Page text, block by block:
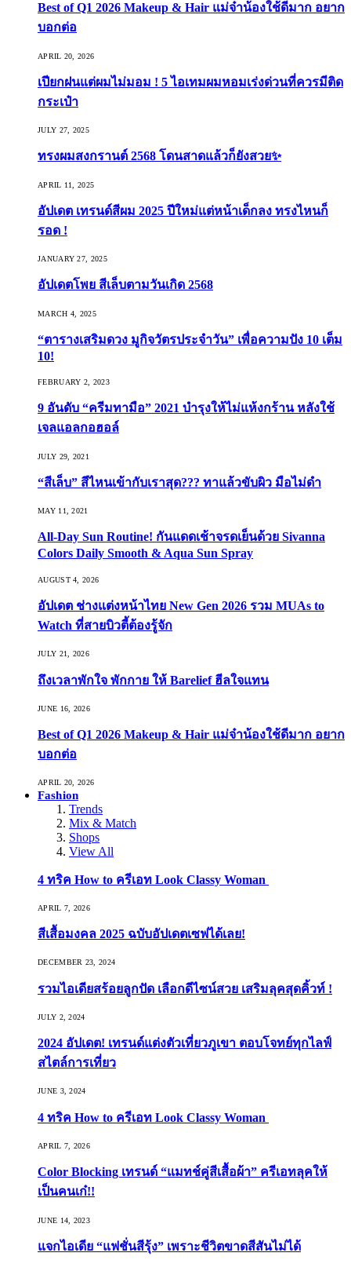
Best of Q1 2026 Makeup & Hair แม่จ๋าน้องใช้ดีมาก อยาก
บอกต่อ
APRIL 20, 2026
เปียกฝนแต่ผมไม่มอม ! 5 ไอเทมผมหอมเร่งด่วนที่ควรมีติด
กระเป๋า
JULY 27, 2025
ทรงผมสงกรานต์ 2568 โดนสาดแล้วก็ยังสวย✨
APRIL 11, 2025
อัปเดต เทรนด์สีผม 2025 ปีใหม่แต่หน้าเด็กลง ทรงไหนก็
รอด !
JANUARY 27, 2025
อัปเดตโพย สีเล็บตามวันเกิด 2568
MARCH 4, 2025
“ตารางเสริมดวง มูกิจวัตรประจำวัน” เพื่อความปัง 10 เต็ม
10!
FEBRUARY 2, 2023
9 อันดับ “ครีมทามือ” 2021 บำรุงให้ไม่แห้งกร้าน หลังใช้
เจลแอลกอฮอล์
JULY 29, 2021
“สีเล็บ” สีไหนเข้ากับเราสุด??? ทาแล้วขับผิว มือไม่ดำ
MAY 11, 2021
All-Day Sun Routine! กันแดดเช้าจรดเย็นด้วย Sivanna
Colors Daily Smooth & Aqua Sun Spray
AUGUST 4, 2026
อัปเดต ช่างแต่งหน้าไทย New Gen 2026 รวม MUAs to
Watch ที่สายบิวตี้ต้องรู้จัก
JULY 21, 2026
ถึงเวลาพักใจ พักกาย ให้ Barelief ฮีลใจแทน
JUNE 16, 2026
Best of Q1 2026 Makeup & Hair แม่จ๋าน้องใช้ดีมาก อยาก
บอกต่อ
APRIL 20, 2026
Fashion
Trends
Mix & Match
Shops
View All
4 ทริค How to ครีเอท Look Classy Woman
APRIL 7, 2026
สีเสื้อมงคล 2025 ฉบับอัปเดตเซฟได้เลย!
DECEMBER 23, 2024
รวมไอเดียสร้อยลูกปัด เลือกดีไซน์สวย เสริมลุคสุดคิ้วท์ !
JULY 2, 2024
2024 อัปเดต! เทรนด์แต่งตัวเที่ยวภูเขา ตอบโจทย์ทุกไลฟ์
สไตล์การเที่ยว
JUNE 3, 2024
4 ทริค How to ครีเอท Look Classy Woman
APRIL 7, 2026
Color Blocking เทรนด์ “แมทช์คู่สีเสื้อผ้า” ครีเอทลุคให้
เป็นคนเก๋!!
JUNE 14, 2023
แจกไอเดีย “แฟชั่นสีรุ้ง” เพราะชีวิตขาดสีสันไม่ได้